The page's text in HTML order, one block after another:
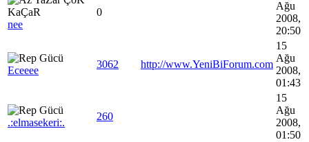
nee
0
Ağu
2008,
20:50
Eceeee
3062 http://www.YeniBiForum.com
15
Ağu
2008,
01:43
.:elmasekeri:.
260
15
Ağu
2008,
01:50